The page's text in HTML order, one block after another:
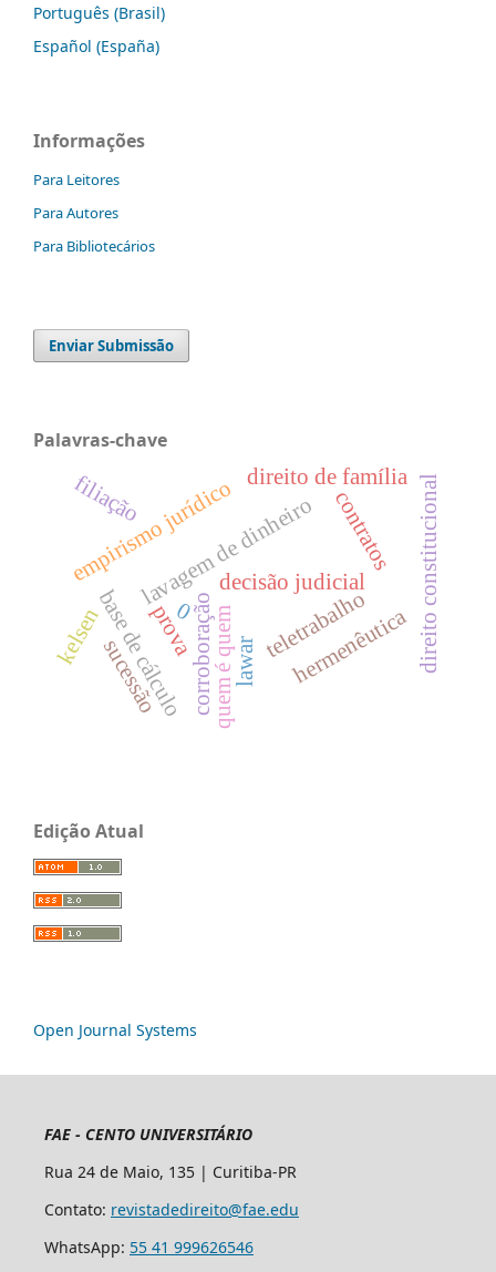
Português (Brasil)
Español (España)
Informações
Para Leitores
Para Autores
Para Bibliotecários
Enviar Submissão
Palavras-chave
prova
decisão judicial
empirismo jurídico
hermenêutica
lavagem de dinheiro
corroboração
base de cálculo lawar
0 quem é quem
direito de família
filiação direito constitucional
kelsen teletrabalho
sucessão
contratos
Edição Atual
Open Journal Systems
FAE - CENTO UNIVERSITÁRIO
Rua 24 de Maio, 135 | Curitiba-PR
Contato: revistadedireito@fae.edu
WhatsApp: 55 41 999626546